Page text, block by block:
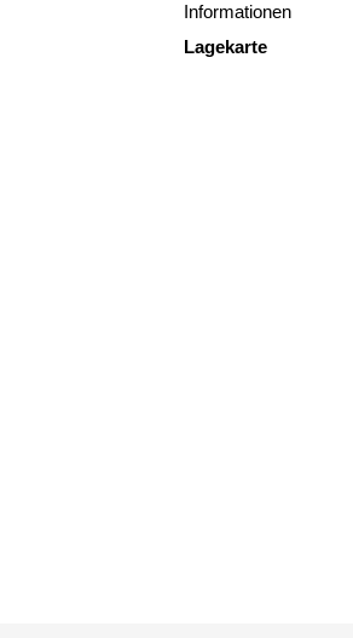
Informationen
Lagekarte